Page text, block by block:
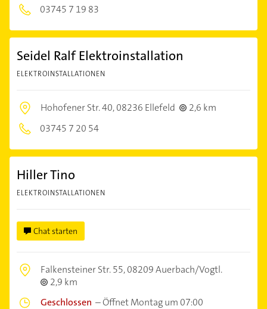
03745 7 19 83
Seidel Ralf Elektroinstallation
ELEKTROINSTALLATIONEN
Hohofener Str. 40,08236 Ellefeld
2,6 km
03745 7 20 54
Hiller Tino
ELEKTROINSTALLATIONEN
Chat starten
Falkensteiner Str. 55,08209 Auerbach/Vogtl.
2,9 km
Geschlossen –Öffnet Montag um 07:00